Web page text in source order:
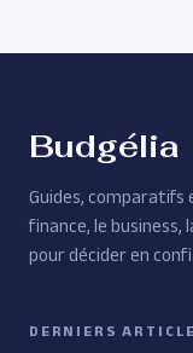
Budgélia
Guides, comparatifs
finance, le business,
pour décider en
DERNIERS